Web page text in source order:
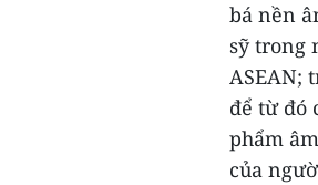
bá nền
sỹ trong
ASEAN;
để từ đó
phẩm
của